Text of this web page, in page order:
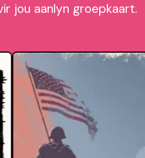
jou aanlyn groepkaart.